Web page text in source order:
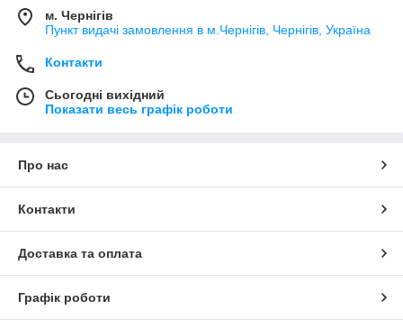
м. Чернігів
Пункт видачі замовлення в м.Чернігів, Чернігів, Україна
Контакти
Сьогодні вихідний
Показати весь графік роботи
Про нас
Контакти
Доставка та оплата
Графік роботи